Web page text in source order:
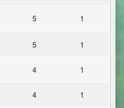
5 1
5 1
4 1
4 1